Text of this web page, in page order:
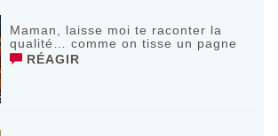
Maman, laisse moi te raconter la
qualité… comme on tisse un pagne
RÉAGIR